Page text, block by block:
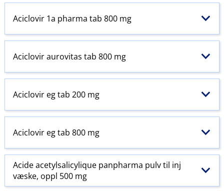
Aciclovir 1a pharma tab 800 mg
Aciclovir aurovitas tab 800 mg
Aciclovir eg tab 200 mg
Aciclovir eg tab 800 mg
Acide acetylsalicylique panpharma pulv til inj
væske, oppl 500 mg